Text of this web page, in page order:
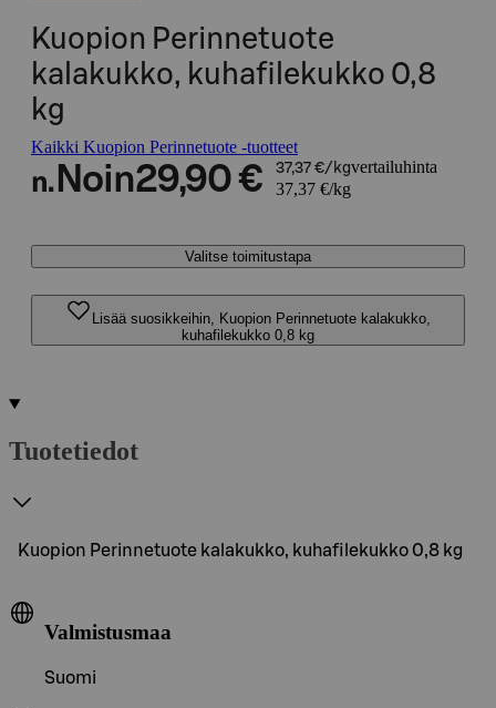
Kuopion Perinnetuote
kalakukko, kuhafilekukko 0,8
kg
Kaikki Kuopion Perinnetuote -tuotteet
n. Noin29,90 € 37,37 €/kgvertailuhinta
37,37 €/kg
Valitse toimitustapa
Lisää suosikkeihin, Kuopion Perinnetuote kalakukko,
kuhafilekukko 0,8 kg
Tuotetiedot
Kuopion Perinnetuote kalakukko, kuhafilekukko 0,8 kg
Valmistusmaa
Suomi